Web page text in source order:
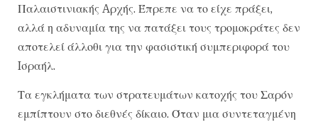
Παλαιστινιακής Aρχής. Έπρεπε να το είχε πράξει,
αλλά η αδυναμία της να πατάξει τους τρομοκράτες δεν
αποτελεί άλλοθι για την φασιστική συμπεριφορά του
Iσραήλ.
Τα εγκλήματα των στρατευμάτων κατοχής του Σαρόν
εμπίπτουν στο διεθνές δίκαιο. Όταν μια συντεταγμένη